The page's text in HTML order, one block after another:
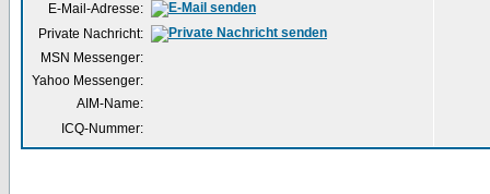
E-Mail-Adresse:
Private Nachricht:
MSN Messenger:
Yahoo Messenger:
AIM-Name:
ICQ-Nummer: